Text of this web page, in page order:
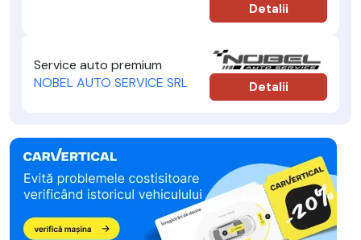
Detalii
Service auto premium
NOBEL AUTO SERVICE SRL
Detalii